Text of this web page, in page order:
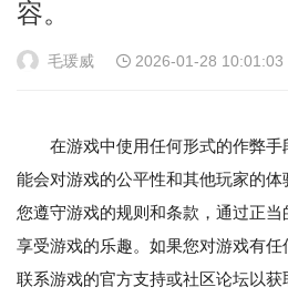
容。
毛瑗威 2026-01-28 10:01:03
在游戏中使用任何形式的作弊
能会对游戏的公平性和其他玩家的
您遵守游戏的规则和条款，通过正
享受游戏的乐趣。如果您对游戏有
联系游戏的官方支持或社区论坛以获